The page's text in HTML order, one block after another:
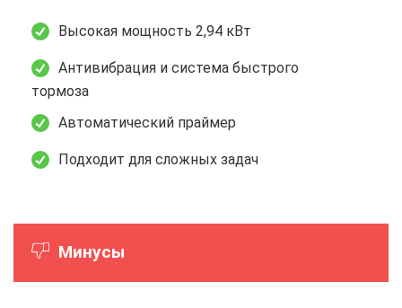
Высокая мощность 2,94 кВт
Антивибрация и система быстрого
тормоза
Автоматический праймер
Подходит для сложных задач
Минусы